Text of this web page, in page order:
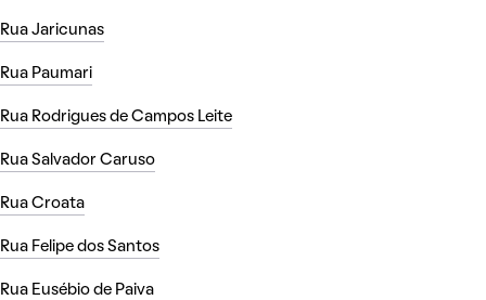
Rua Jaricunas
Rua Paumari
Rua Rodrigues de Campos Leite
Rua Salvador Caruso
Rua Croata
Rua Felipe dos Santos
Rua Eusébio de Paiva